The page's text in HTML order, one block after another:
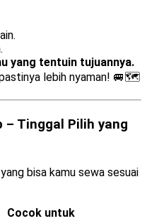
yang tentuin tujuannya.
lebih nyaman! 🚐🗺️
– Tinggal Pilih yang
bisa kamu sewa sesuai
Cocok untuk